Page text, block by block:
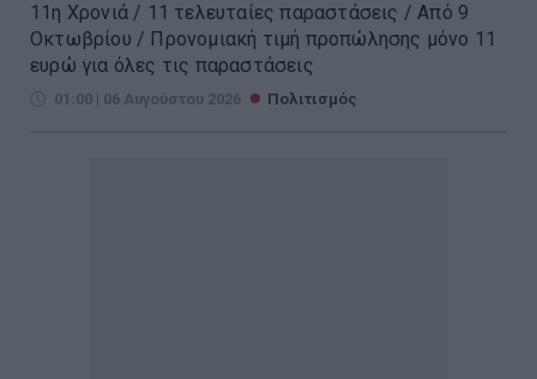
11η Χρονιά / 11 τελευταίες παραστάσεις / Από 9
Οκτωβρίου / Προνομιακή τιμή προπώλησης μόνο 11
ευρώ για όλες τις παραστάσεις
01:00 | 06 Αυγούστου 2026 Πολιτισμός